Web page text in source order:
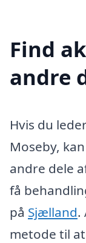
Find
andre
Hvis du
Moseby,
andre dele
få
på Sjælland.
metode til